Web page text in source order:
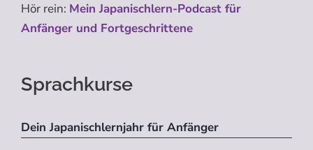
Hör rein: Mein Japanischlern-Podcast für
Anfänger und Fortgeschrittene
Sprachkurse
Dein Japanischlernjahr für Anfänger